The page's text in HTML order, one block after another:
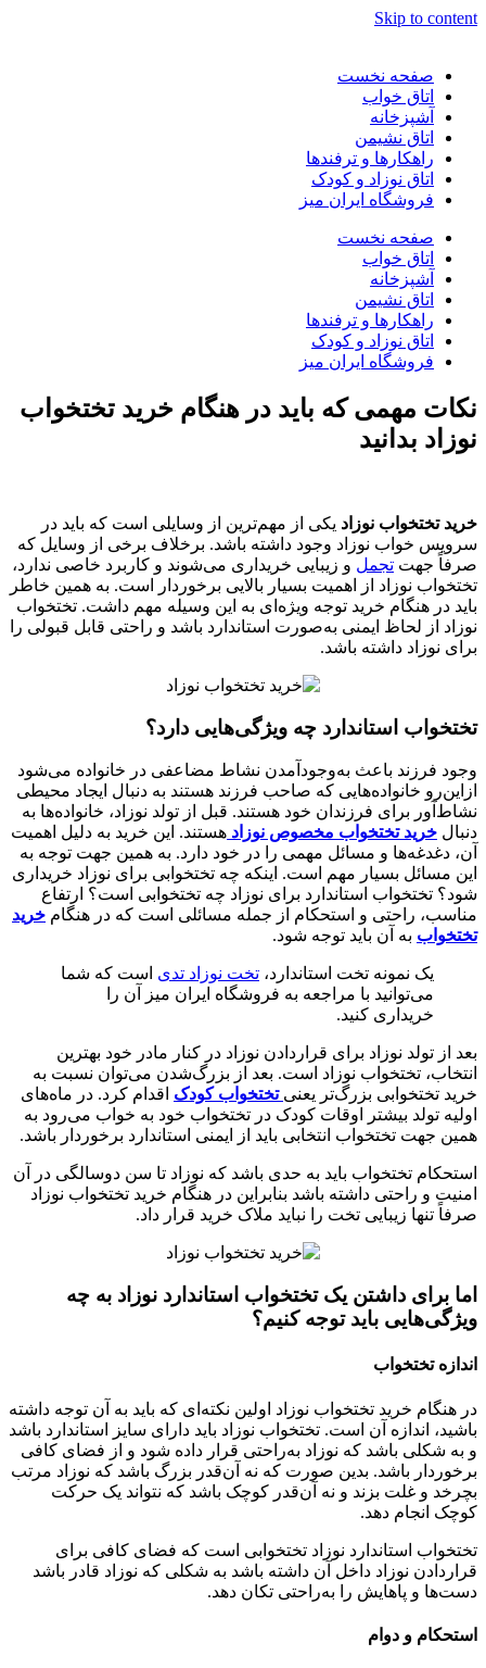
Skip to content
صفحه نخست
اتاق خواب
آشپزخانه
اتاق نشیمن
راهکارها و ترفندها
اتاق نوزاد و کودک
فروشگاه ایران میز
صفحه نخست
اتاق خواب
آشپزخانه
اتاق نشیمن
راهکارها و ترفندها
اتاق نوزاد و کودک
فروشگاه ایران میز
نکات مهمی که باید در هنگام خرید تختخواب
نوزاد بدانید
خرید تختخواب نوزاد یکی از مهم‌ترین از وسایلی است که باید در
سرویس خواب نوزاد وجود داشته باشد. برخلاف برخی از وسایل که
صرفاً جهت تجمل و زیبایی خریداری می‌شوند و کاربرد خاصی ندارد،
تختخواب نوزاد از اهمیت بسیار بالایی برخوردار است. به همین خاطر
باید در هنگام خرید توجه ویژه‌ای به این وسیله مهم داشت. تختخواب
نوزاد از لحاظ ایمنی به‌صورت استاندارد باشد و راحتی قابل قبولی را
برای نوزاد داشته باشد.
تختخواب استاندارد چه ویژگی‌هایی دارد؟
وجود فرزند باعث به‌وجودآمدن نشاط مضاعفی در خانواده می‌شود
ازاین‌رو خانواده‌هایی که صاحب فرزند هستند به دنبال ایجاد محیطی
نشاط‌آور برای فرزندان خود هستند. قبل از تولد نوزاد، خانواده‌ها به
دنبال خرید تختخواب مخصوص نوزاد هستند. این خرید به دلیل اهمیت
آن، دغدغه‌ها و مسائل مهمی را در خود دارد. به همین جهت توجه به
این مسائل بسیار مهم است. اینکه چه تختخوابی برای نوزاد خریداری
شود؟ تختخواب استاندارد برای نوزاد چه تختخوابی است؟ ارتفاع
مناسب، راحتی و استحکام از جمله مسائلی است که در هنگام خرید
تختخواب به آن باید توجه شود.
یک نمونه تخت استاندارد، تخت نوزاد تدی است که شما
می‌توانید با مراجعه به فروشگاه ایران میز آن را
خریداری کنید.
بعد از تولد نوزاد برای قراردادن نوزاد در کنار مادر خود بهترین
انتخاب، تختخواب نوزاد است. بعد از بزرگ‌شدن می‌توان نسبت به
خرید تختخوابی بزرگ‌تر یعنی تختخواب کودک اقدام کرد. در ماه‌های
اولیه تولد بیشتر اوقات کودک در تختخواب خود به خواب می‌رود به
همین جهت تختخواب انتخابی باید از ایمنی استاندارد برخوردار باشد.
استحکام تختخواب باید به حدی باشد که نوزاد تا سن دوسالگی در آن
امنیت و راحتی داشته باشد بنابراین در هنگام خرید تختخواب نوزاد
صرفاً تنها زیبایی تخت را نباید ملاک خرید قرار داد.
اما برای داشتن یک تختخواب استاندارد نوزاد به چه
ویژگی‌هایی باید توجه کنیم؟
اندازه تختخواب
در هنگام خرید تختخواب نوزاد اولین نکته‌ای که باید به آن توجه داشته
باشید، اندازه آن است. تختخواب نوزاد باید دارای سایز استاندارد باشد
و به شکلی باشد که نوزاد به‌راحتی قرار داده شود و از فضای کافی
برخوردار باشد. بدین صورت که نه آن‌قدر بزرگ باشد که نوزاد مرتب
بچرخد و غلت بزند و نه آن‌قدر کوچک باشد که نتواند یک حرکت
کوچک انجام دهد.
تختخواب استاندارد نوزاد تختخوابی است که فضای کافی برای
قراردادن نوزاد داخل آن داشته باشد به شکلی که نوزاد قادر باشد
دست‌ها و پاهایش را به‌راحتی تکان دهد.
استحکام و دوام